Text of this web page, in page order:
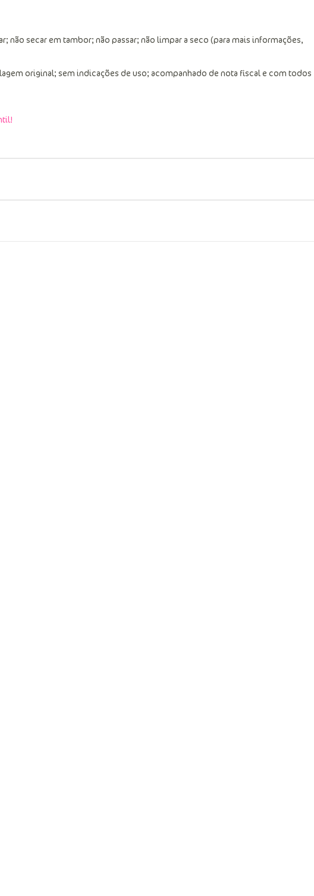
não secar em tambor; não passar; não limpar a seco (para mais informações,
original; sem indicações de uso; acompanhado de nota fiscal e com todos